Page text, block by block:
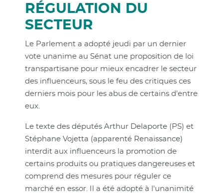
RÉGULATION DU
SECTEUR
Le Parlement a adopté jeudi par un dernier
vote unanime au Sénat une proposition de loi
transpartisane pour mieux encadrer le secteur
des influenceurs, sous le feu des critiques ces
derniers mois pour les abus de certains d'entre
eux.
Le texte des députés Arthur Delaporte (PS) et
Stéphane Vojetta (apparenté Renaissance)
interdit aux influenceurs la promotion de
certains produits ou pratiques dangereuses et
comprend des mesures pour réguler ce
marché en essor. Il a été adopté à l'unanimité